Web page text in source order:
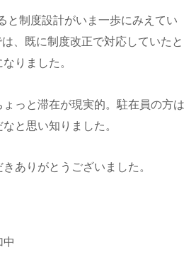
と制度設計がいま一歩にみえてい
、既に制度改正で対応していたと
りました。
っと滞在が現実的。駐在員の方は
と思い知りました。
ありがとうございました。
中